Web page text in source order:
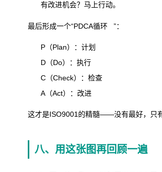
有改进机会？马上行动。
最后形成一个“PDCA循环 ”：
P（Plan）：计划
D（Do）：执行
C（Check）：检查
A（Act）：改进
这才是ISO9001的精髓——没有最好，只有
八、用这张图再回顾一遍